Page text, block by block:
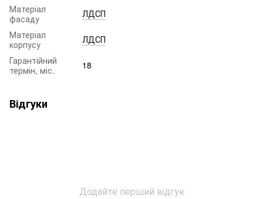
Матеріал
фасаду
ЛДСП
Матеріал
корпусу
ЛДСП
Гарантійний
термін, міс.
18
Відгуки
Додайте перший відгук